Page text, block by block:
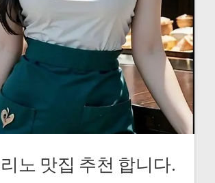
노 맛집 추천 합니다.